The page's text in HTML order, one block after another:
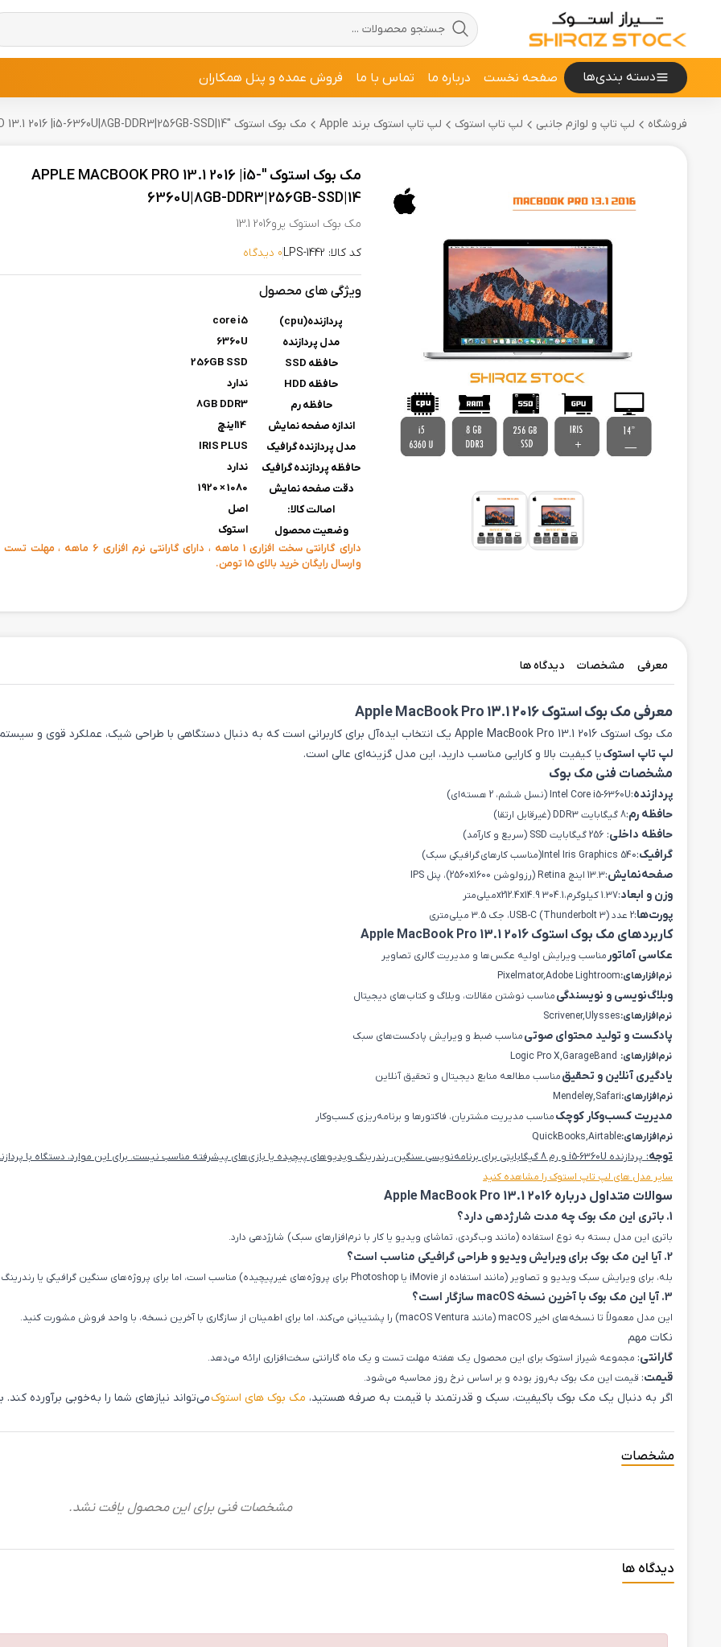
دسته بندی‌ها صفحه نخست درباره ما تماس با ما فروش عمده و پنل همکاران
فروشگاه لپ تاپ و لوازم جانبی لپ تاپ استوک لپ تاپ استوک برند Apple مک بوک استوک "APPLE MACBOOK PRO 13.1 2016 |i5-6360U|8GB-DDR3|256GB-SSD|14
مک بوک استوک "APPLE MACBOOK PRO 13.1 2016 |i5-
6360U|8GB-DDR3|256GB-SSD|14
مک بوک استوک پرو2016 13.1
کد کالا: LPS-1442
0 دیدگاه
ویژگی های محصول
پردازنده(cpu)
مدل پردازنده
حافظه SSD
حافظه HDD
ندارد
حافظه رم
اندازه صفحه نمایش
مدل پردازنده گرافیک
حافظه پردازنده گرافیک
ندارد
دقت صفحه نمایش
اصالت کالا:
اصل
وضعیت محصول
استوک
دارای گارانتی سخت افزاری 1 ماهه ، دارای گارانتی
و ارسال رایگان خرید بالای 15 تومن.
معرفی مشخصات دیدگاه ها
معرفی مک بوک استوک Apple MacBook Pro 13.1 2016
مک بوک استوک Apple MacBook Pro 13.1 2016 یک انتخاب ایده‌آل برای کاربرانی است که به دنبال دستگاهی با طراحی شیک، عملکرد قوی و سیستم‌عامل macOS برای کارهای حرفه‌ای و روزمره هستند. اگر قصد
لپ تاپ استوکیا کیفیت بالا و کارایی مناسب دارید، این مدل گزینه‌ای عالی است.
مشخصات فنی مک بوک
پردازنده:Intel Core i5-6360U (نسل ششم، 2 هسته‌ای)
حافظه رم:8 گیگابایت DDR3 (غیرقابل ارتقا)
حافظه داخلی: 256 گیگابایت SSD (سریع و کارآمد)
گرافیک:Intel Iris Graphics 540(مناسب کارهای گرافیکی سبک)
صفحه‌نمایش:13.3 اینچ Retina (رزولوشن 2560x1600)، پنل IPS
وزن و ابعاد:1.37 کیلوگرم،304.1 x212.4x14.9میلی‌متر
پورت‌ها:2 عدد USB-C (Thunderbolt 3)، جک 3.5 میلی‌متری
کاربردهای مک بوک استوک Apple MacBook Pro 13.1 2016
عکاسی آماتور مناسب ویرایش اولیه عکس‌ها و مدیریت گالری تصاویر
نرم‌افزارهای:Pixelmator,Adobe Lightroom
وبلاگ‌نویسی و نویسندگیمناسب نوشتن مقالات، وبلاگ و کتاب‌های دیجیتال
نرم‌افزارهای:Scrivener,Ulysses
پادکست و تولید محتوای صوتیمناسب ضبط و ویرایش پادکست‌های سبک
نرم‌افزارهای: Logic Pro X,GarageBand
یادگیری آنلاین و تحقیقمناسب مطالعه منابع دیجیتال و تحقیق آنلاین
نرم‌افزارهای:Mendeley,Safari
مدیریت کسب‌وکار کوچکمناسب مدیریت مشتریان، فاکتورها و برنامه‌ریزی کسب‌وکار
نرم‌افزارهای:QuickBooks,Airtable
توجه:پردازنده i5-6360U و رم 8 گیگابایتی برای برنامه‌نویسی سنگین، رندرینگ ویدیوهای پیچیده یا بازی‌های پیشرفته مناسب نیست. برای این موارد، دستگاه با پردازنده قوی‌تر و رم بالاتر توصیه می‌شود.
سایر مدل های لپ تاپ استوک را مشاهده کنید
سوالات متداول درباره Apple MacBook Pro 13.1 2016
1. باتری این مک بوک چه مدت شارژدهی دارد؟
باتری این مدل بسته به نوع استفاده (مانند وب‌گردی، تماشای ویدیو یا کار با نرم‌افزارهای سبک) شارژدهی دارد.
2. آیا این مک بوک برای ویرایش ویدیو و طراحی گرافیکی مناسب است؟
بله، برای ویرایش سبک ویدیو و تصاویر (مانند استفاده از iMovie یا Photoshop برای پروژه‌های غیرپیچیده) مناسب است، اما برای پروژه‌های سنگین گرافیکی یا رندرینگ، مدل‌های با پردازنده و رم بالاتر توصیه می‌شود.
3. آیا این مک بوک با آخرین نسخه macOS سازگار است؟
این مدل معمولاً تا نسخه‌های اخیر macOS (مانند macOS Ventura) را پشتیبانی می‌کند، اما برای اطمینان از سازگاری با آخرین نسخه، با واحد فروش مشورت کنید.
نکات مهم
گارانتی: مجموعه شیراز استوک برای این محصول یک هفته مهلت تست و یک ماه گارانتی سخت‌افزاری ارائه می‌دهد.
قیمت: قیمت این مک بوک به‌روز بوده و بر اساس نرخ روز محاسبه می‌شود.
اگر به دنبال یک مک بوک باکیفیت، سبک و قدرتمند با قیمت به صرفه هستید، مک بوک های استوکمی‌تواند نیازهای شما را به‌خوبی برآورده
مشخصات
مشخصات فنی برای این محصول یافت نشد.
دیدگاه ها